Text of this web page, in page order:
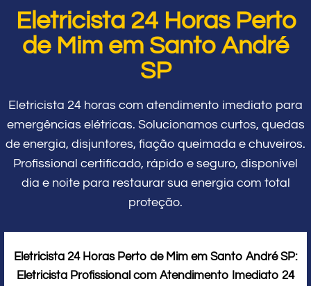
Eletricista 24 Horas Perto
de Mim em Santo André
SP
Eletricista 24 horas com atendimento imediato para
emergências elétricas. Solucionamos curtos, quedas
de energia, disjuntores, fiação queimada e chuveiros.
Profissional certificado, rápido e seguro, disponível
dia e noite para restaurar sua energia com total
proteção.
Eletricista 24 Horas Perto de Mim em Santo André SP:
Eletricista Profissional com Atendimento Imediato 24